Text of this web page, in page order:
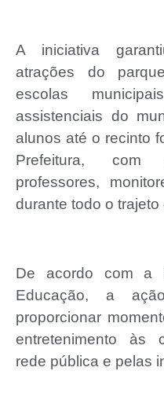
A iniciativa
atrações do
escolas
assistenciais do
alunos até o recinto
Prefeitura, com
professores,
durante todo o
De acordo com a
Educação, a
proporcionar
entretenimento às
rede pública e pelas